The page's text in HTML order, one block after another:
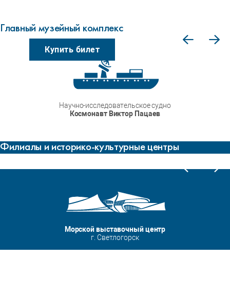
+7 (4012) 56-48-91
museum@world-ocean.ru
Купить билет
музейных объектов
Главный музейный комплекс
Научно-исследовательское судно
Космонавт Виктор Пацаев
Филиалы и историко-культурные центры
Морской выставочный центр
г. Светлогорск